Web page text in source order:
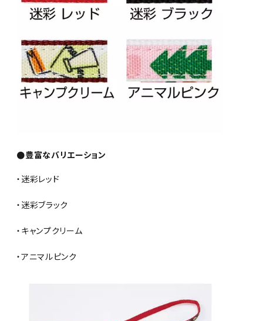
●豊富なバリエーション
・迷彩レッド
・迷彩ブラック
・キャンプクリーム
・アニマルピンク